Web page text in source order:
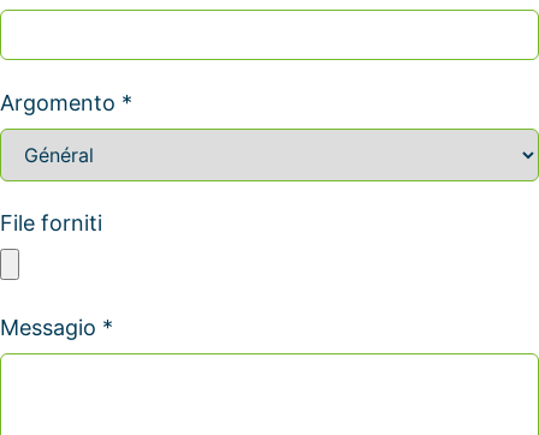
Argomento *
File forniti
Messagio *